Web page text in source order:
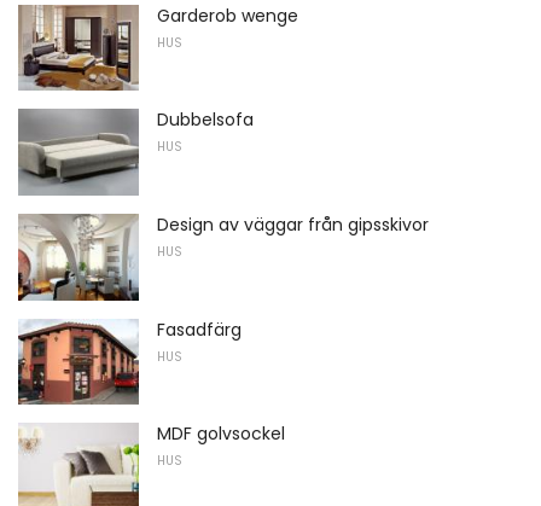
Garderob wenge
HUS
Dubbelsofa
HUS
Design av väggar från gipsskivor
HUS
Fasadfärg
HUS
MDF golvsockel
HUS